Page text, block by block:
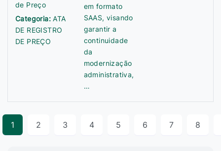
de Preço
Categoria:ATA
DE REGISTRO
DE PREÇO
em formato
SAAS, visando
garantir a
continuidade
da
modernização
administrativa,
…
1 2 3 4 5 6 7 8